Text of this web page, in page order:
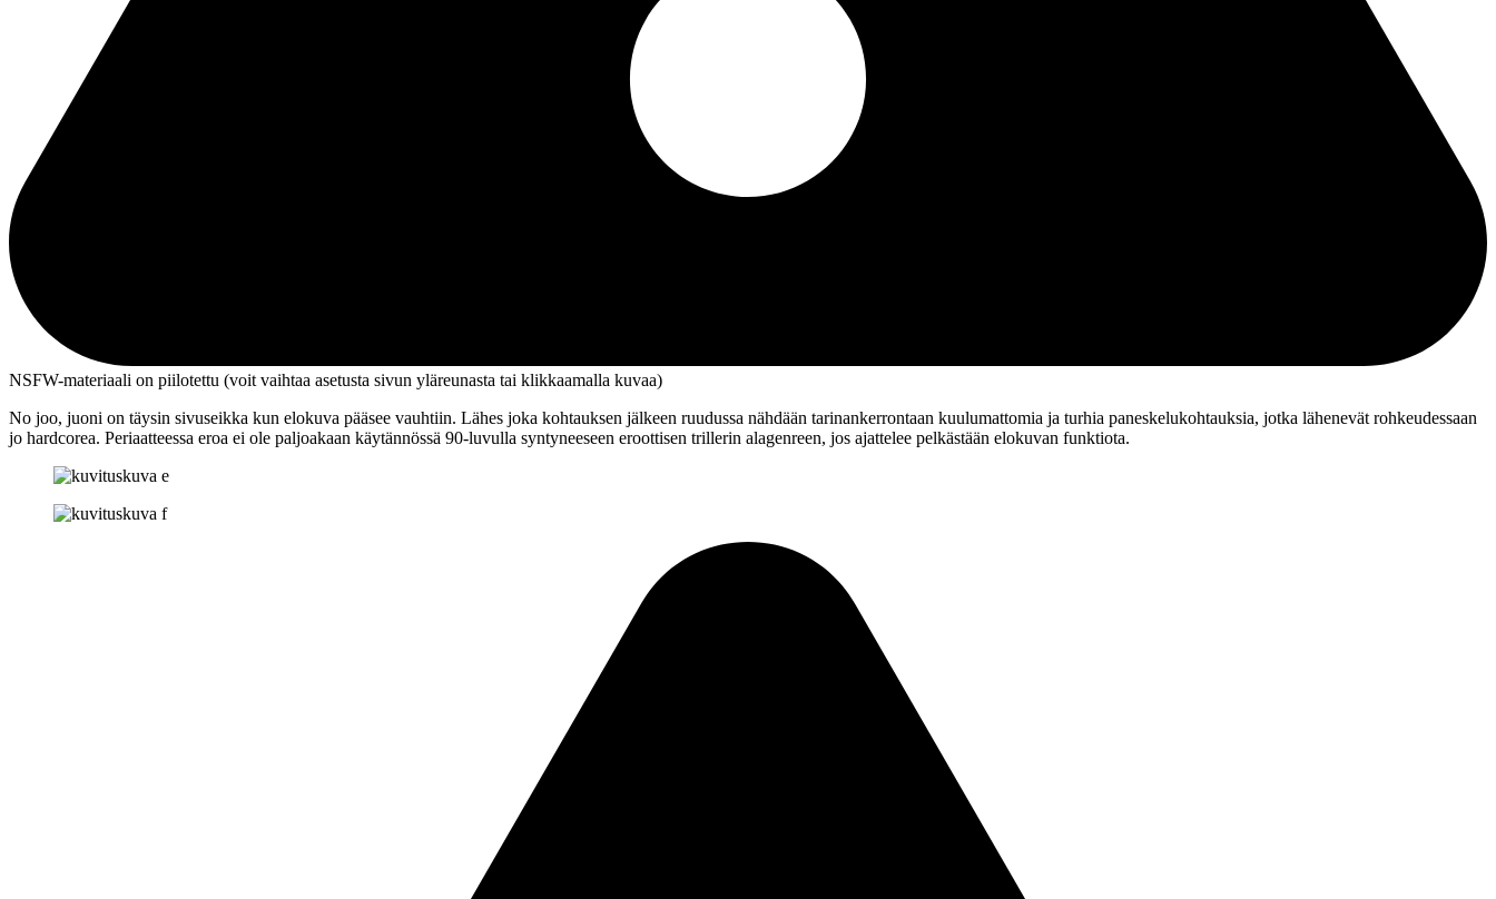
NSFW-materiaali on piilotettu (voit vaihtaa asetusta sivun ylä­reunasta tai klikkaamalla kuvaa)
No joo, juoni on täysin sivuseikka kun elokuva pääsee vauhtiin. Lähes joka kohtauksen jälkeen ruudussa nähdään tarinankerrontaan kuulumattomia ja turhia paneskelukohtauksia, jotka lähenevät rohkeudessaan
jo hardcorea. Periaatteessa eroa ei ole paljoakaan käytännössä 90‑luvulla syntyneeseen eroottisen trillerin alagenreen, jos ajattelee pelkästään elokuvan funktiota.